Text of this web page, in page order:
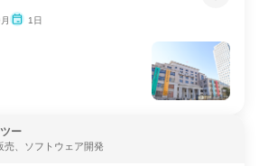
1日
ー
売、ソフトウェア開発